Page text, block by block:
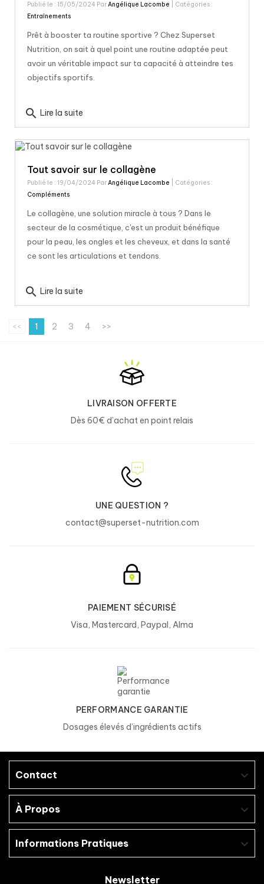
Publié le : 15/05/2024 ParAngélique Lacombe | Catégories :
Entraînements
Prêt à booster ta routine sportive ? Chez Superset
Nutrition, on sait à quel point une routine adaptée peut
avoir un véritable impact sur ta capacité à atteindre tes
objectifs sportifs.
search Lire la suite
Tout savoir sur le collagène
Publié le : 19/04/2024 ParAngélique Lacombe | Catégories :
Compléments
Le collagène, une solution miracle à tous ? Dans le
secteur de la cosmétique, c'est un produit bénéfique
pour la peau, les ongles et les cheveux, et dans la santé
ce sont les articulations et tendons.
search Lire la suite
<< 1 2 3 4 >>
LIVRAISON OFFERTE
Dès 60€ d’achat en point relais
UNE QUESTION ?
contact@superset-nutrition.com
PAIEMENT SÉCURISÉ
Visa, Mastercard, Paypal, Alma
PERFORMANCE GARANTIE
Dosages élevés d’ingrédients actifs
Contact 
À Propos 
Informations Pratiques 
Newsletter